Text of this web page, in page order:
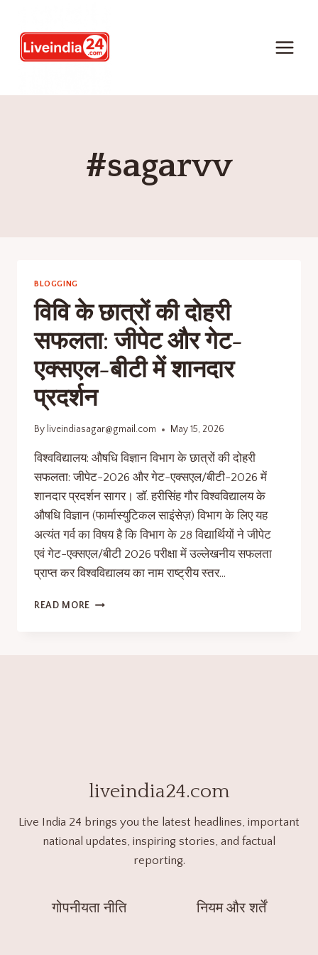
#sagarvv
BLOGGING
विवि के छात्रों की दोहरी
सफलता: जीपेट और गेट-
एक्सएल-बीटी में शानदार
प्रदर्शन
By liveindiasagar@gmail.com May 15, 2026
विश्वविद्यालय: औषधि विज्ञान विभाग के छात्रों की दोहरी
सफलता: जीपेट-2026 और गेट-एक्सएल/बीटी-2026 में
शानदार प्रदर्शन सागर। डॉ. हरीसिंह गौर विश्वविद्यालय के
औषधि विज्ञान (फार्मास्युटिकल साइंसेज़) विभाग के लिए यह
अत्यंत गर्व का विषय है कि विभाग के 28 विद्यार्थियों ने जीपेट
एवं गेट-एक्सएल/बीटी 2026 परीक्षा में उल्लेखनीय सफलता
प्राप्त कर विश्वविद्यालय का नाम राष्ट्रीय स्तर…
READ MORE
liveindia24.com
Live India 24 brings you the latest headlines, important
national updates, inspiring stories, and factual
reporting.
गोपनीयता नीति नियम और शर्तें